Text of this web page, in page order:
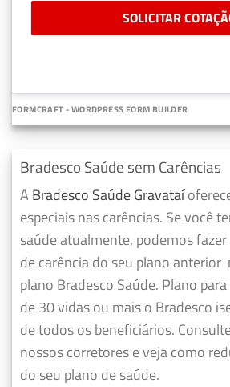
SOLICITAR
FORMCRAFT - WORDPRESS FORM BUILDER
Bradesco Saúde sem Carências
A Bradesco Saúde Gravataí
especiais nas carências. Se você
saúde atualmente, podemos fazer
de carência do seu plano anterior
plano Bradesco Saúde. Plano
de 30 vidas ou mais o Bradesco
de todos os beneficiários.
nossos corretores e veja como
do seu plano de saúde.